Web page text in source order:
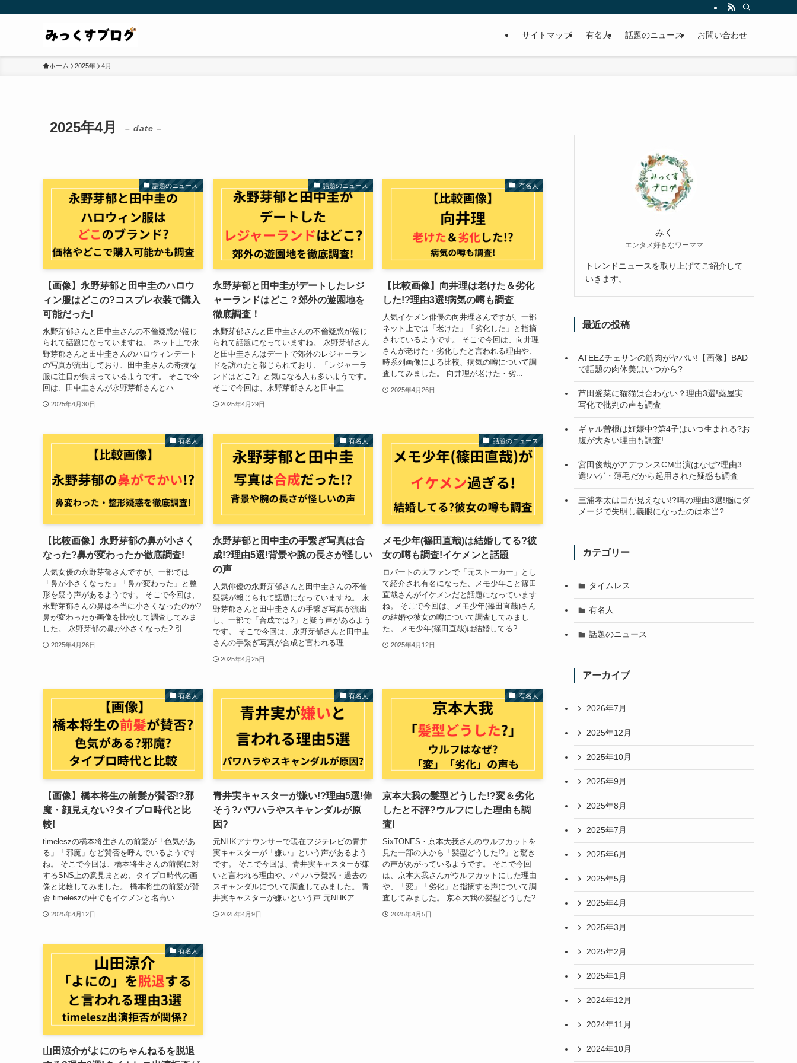
サイトマップ 有名人 話題のニュース お問い合わせ
ホーム 2025年 4月
2025年4月 – date –
話題のニュース
【画像】永野芽郁と田中圭のハロウ
ィン服はどこの?コスプレ衣装で購入
可能だった!
永野芽郁さんと田中圭さんの不倫疑惑が報じ
られて話題になっていますね。 ネット上で永
野芽郁さんと田中圭さんのハロウィンデート
の写真が流出しており、田中圭さんの奇抜な
服に注目が集まっているようです。 そこで今
回は、田中圭さんが永野芽郁さんとハ...
2025年4月30日
話題のニュース
永野芽郁と田中圭がデートしたレジ
ャーランドはどこ？郊外の遊園地を
徹底調査！
永野芽郁さんと田中圭さんの不倫疑惑が報じ
られて話題になっていますね。 永野芽郁さん
と田中圭さんはデートで郊外のレジャーラン
ドを訪れたと報じられており、「レジャーラ
ンドはどこ?」と気になる人も多いようです。
そこで今回は、永野芽郁さんと田中圭...
2025年4月29日
有名人
【比較画像】向井理は老けた＆劣化
した!?理由3選!病気の噂も調査
人気イケメン俳優の向井理さんですが、一部
ネット上では「老けた」「劣化した」と指摘
されているようです。 そこで今回は、向井理
さんが老けた・劣化したと言われる理由や、
時系列画像による比較、病気の噂について調
査してみました。 向井理が老けた・劣...
2025年4月26日
有名人
【比較画像】永野芽郁の鼻が小さく
なった?鼻が変わったか徹底調査!
人気女優の永野芽郁さんですが、一部では
「鼻が小さくなった」「鼻が変わった」と整
形を疑う声があるようです。 そこで今回は、
永野芽郁さんの鼻は本当に小さくなったのか?
鼻が変わったか画像を比較して調査してみま
した。 永野芽郁の鼻が小さくなった? 引...
2025年4月26日
有名人
永野芽郁と田中圭の手繋ぎ写真は合
成!?理由5選!背景や腕の長さが怪しい
の声
人気俳優の永野芽郁さんと田中圭さんの不倫
疑惑が報じられて話題になっていますね。 永
野芽郁さんと田中圭さんの手繋ぎ写真が流出
し、一部で「合成では?」と疑う声があるよう
です。 そこで今回は、永野芽郁さんと田中圭
さんの手繋ぎ写真が合成と言われる理...
2025年4月25日
話題のニュース
メモ少年(篠田直哉)は結婚してる?彼
女の噂も調査!イケメンと話題
ロバートの大ファンで「元ストーカー」とし
て紹介され有名になった、メモ少年こと篠田
直哉さんがイケメンだと話題になっています
ね。 そこで今回は、メモ少年(篠田直哉)さん
の結婚や彼女の噂について調査してみまし
た。 メモ少年(篠田直哉)は結婚してる? ...
2025年4月12日
有名人
【画像】橋本将生の前髪が賛否!?邪
魔・顔見えない?タイプロ時代と比
較!
timeleszの橋本将生さんの前髪が「色気があ
る」「邪魔」など賛否を呼んでいるようです
ね。 そこで今回は、橋本将生さんの前髪に対
するSNS上の意見まとめ、タイプロ時代の画
像と比較してみました。 橋本将生の前髪が賛
否 timeleszの中でもイケメンと名高い...
2025年4月12日
有名人
青井実キャスターが嫌い!?理由5選!偉
そう?パワハラやスキャンダルが原
因?
元NHKアナウンサーで現在フジテレビの青井
実キャスターが「嫌い」という声があるよう
です。 そこで今回は、青井実キャスターが嫌
いと言われる理由や、パワハラ疑惑・過去の
スキャンダルについて調査してみました。 青
井実キャスターが嫌いという声 元NHKア...
2025年4月9日
有名人
京本大我の髪型どうした!?変＆劣化
したと不評?ウルフにした理由も調
査!
SixTONES・京本大我さんのウルフカットを
見た一部の人から「髪型どうした!?」と驚き
の声があがっているようです。 そこで今回
は、京本大我さんがウルフカットにした理由
や、「変」「劣化」と指摘する声について調
査してみました。 京本大我の髪型どうした?...
2025年4月5日
有名人
山田涼介がよにのちゃんねるを脱退
みく
エンタメ好きなワーママ
トレンドニュースを取り上げてご紹介して
いきます。
最近の投稿
ATEEZチェサンの筋肉がヤバい!【画像】BAD
で話題の肉体美はいつから?
芦田愛菜に猫猫は合わない？理由3選!薬屋実
写化で批判の声も調査
ギャル曽根は妊娠中?第4子はいつ生まれる?お
腹が大きい理由も調査!
宮田俊哉がアデランスCM出演はなぜ?理由3
選!ハゲ・薄毛だから起用された疑惑も調査
三浦孝太は目が見えない!?噂の理由3選!脳にダ
メージで失明し義眼になったのは本当?
カテゴリー
タイムレス
有名人
話題のニュース
アーカイブ
2026年7月
2025年12月
2025年10月
2025年9月
2025年8月
2025年7月
2025年6月
2025年5月
2025年4月
2025年3月
2025年2月
2025年1月
2024年12月
2024年11月
2024年10月